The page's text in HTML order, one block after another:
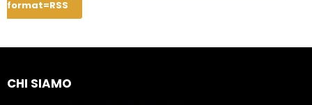
format=RSS
CHI SIAMO